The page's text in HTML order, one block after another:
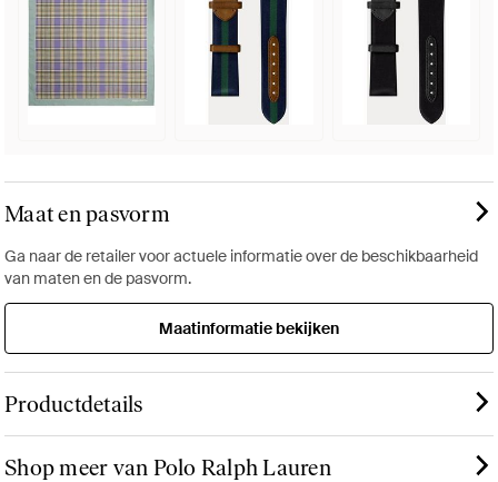
Maat en pasvorm
Ga naar de retailer voor actuele informatie over de beschikbaarheid
van maten en de pasvorm.
Maatinformatie bekijken
Productdetails
Shop meer van Polo Ralph Lauren